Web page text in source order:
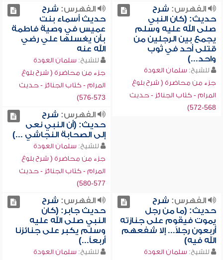
الفهرس: شرح
حديث: (كان النبي
صلى الله عليه وسلم
يجمع بين الرجلين من
قتلى أحد في ثوب
واحد...)
للشيخ: سلمان العودة
جزء من محاضرة ( شرح بلوغ
المرام - كتاب الجنائز - حديث
568-572)
الفهرس: شرح
حديث أسماء بنت
عميس في وصية فاطمة
بأن يغسلها علي رضي
الله عنه
للشيخ: سلمان العودة
جزء من محاضرة ( شرح بلوغ
المرام - كتاب الجنائز - حديث
573-576)
الفهرس: شرح
حديث: (أن النبي نعى
إلى الصحابة النجاشي ...)
للشيخ: سلمان العودة
جزء من محاضرة ( شرح بلوغ
المرام - كتاب الجنائز - حديث
577-580)
الفهرس: شرح
حديث: (ما من رجل
يموت فيقوم على جنازته
أربعون رجلاً... إلا شفعهم
الله فيه)
للشيخ: سلمان العودة
الفهرس: شرح
حديث جابر: (كان
النبي صلى الله عليه
وسلم يكبر على جنائزنا
أربعاً...)
للشيخ: سلمان العودة